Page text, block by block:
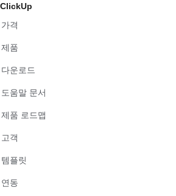
ClickUp
가격
제품
다운로드
도움말 문서
제품 로드맵
고객
템플릿
연동